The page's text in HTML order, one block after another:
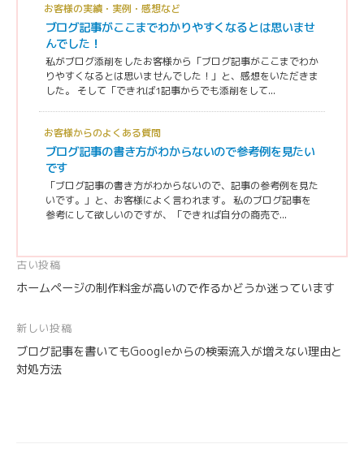
お客様の実績・実例・感想など
ブログ記事がここまでわかりやすくなるとは思いませ
んでした！
私がブログ添削をしたお客様から「ブログ記事がここまでわか
りやすくなるとは思いませんでした！」と、感想をいただきま
した。 そして「できれば1記事からでも添削をして...
お客様からのよくある質問
ブログ記事の書き方がわからないので参考例を見たい
です
「ブログ記事の書き方がわからないので、記事の参考例を見た
いです。」と、お客様によく言われます。 私のブログ記事を
参考にして欲しいのですが、「できれば自分の商売で...
投
稿
ナ
ビ
ゲ
古い投稿
ホームページの制作料金が高いので作るかどうか迷っています
新しい投稿
ブログ記事を書いてもGoogleからの検索流入が増えない理由と
対処方法